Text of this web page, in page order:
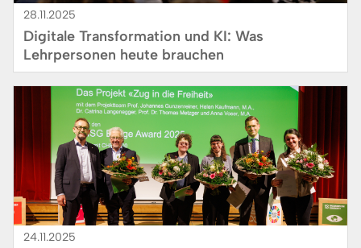
28.11.2025
Digitale Transformation und KI: Was
Lehrpersonen heute brauchen
24.11.2025